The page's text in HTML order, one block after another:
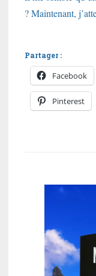
? Maintenant,
Partager :
Facebook
Pinterest